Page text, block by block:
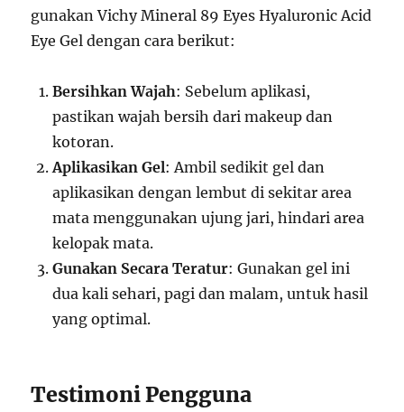
gunakan Vichy Mineral 89 Eyes Hyaluronic Acid
Eye Gel dengan cara berikut:
Bersihkan Wajah: Sebelum aplikasi,
pastikan wajah bersih dari makeup dan
kotoran.
Aplikasikan Gel: Ambil sedikit gel dan
aplikasikan dengan lembut di sekitar area
mata menggunakan ujung jari, hindari area
kelopak mata.
Gunakan Secara Teratur: Gunakan gel ini
dua kali sehari, pagi dan malam, untuk hasil
yang optimal.
Testimoni Pengguna